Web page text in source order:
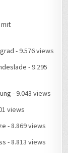
mit
- 9.576 views
- 9.295
- 9.043 views
views
- 8.869 views
- 8.813 views